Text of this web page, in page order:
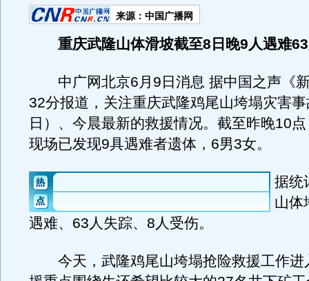
来源： 中国广播网
重庆武隆山体滑坡截至8日晚9人遇难63
中广网北京6月9日消息 据中国之声《
32分报道，关注重庆武隆鸡尾山垮塌灾害
日）、今晨最新的救援情况。截至昨晚10
现场已发现9具遇难者遗体，6男3女。
据统
山体
遇难、63人失踪、8人受伤。
今天，武隆鸡尾山垮塌抢险救援工作进